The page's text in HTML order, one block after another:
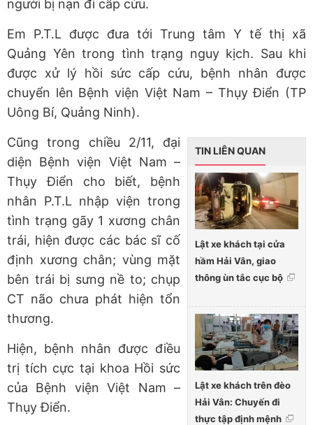
người bị nạn đi cấp cứu.
Em P.T.L được đưa tới Trung tâm Y tế thị xã
Quảng Yên trong tình trạng nguy kịch. Sau khi
được xử lý hồi sức cấp cứu, bệnh nhân được
chuyển lên Bệnh viện Việt Nam – Thụy Điển (TP
Uông Bí, Quảng Ninh).
TIN LIÊN QUAN
Lật xe khách tại cửa
hầm Hải Vân, giao
thông ùn tắc cục bộ
Lật xe khách trên đèo
Hải Vân: Chuyến đi
thực tập định mệnh
Cũng trong chiều 2/11, đại
diện Bệnh viện Việt Nam –
Thụy Điển cho biết, bệnh
nhân P.T.L nhập viện trong
tình trạng gãy 1 xương chân
trái, hiện được các bác sĩ cố
định xương chân; vùng mặt
bên trái bị sưng nề to; chụp
CT não chưa phát hiện tổn
thương.
Hiện, bệnh nhân được điều
trị tích cực tại khoa Hồi sức
của Bệnh viện Việt Nam –
Thụy Điển.